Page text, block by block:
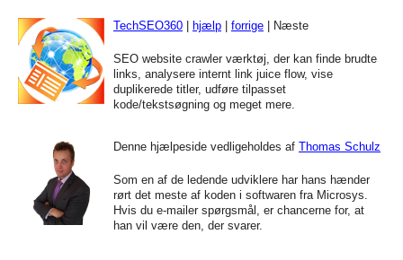
TechSEO360 hjælp forrige | Næste
SEO website crawler værktøj, der kan finde brudte
links, analysere internt link juice flow, vise
duplikerede titler, udføre tilpasset
kode/tekstsøgning og meget mere.
Denne hjælpeside vedligeholdes af Thomas Schulz
Som en af de ledende udviklere har hans hænder
rørt det meste af koden i softwaren fra Microsys.
Hvis du e-mailer spørgsmål, er chancerne for, at
han vil være den, der svarer.